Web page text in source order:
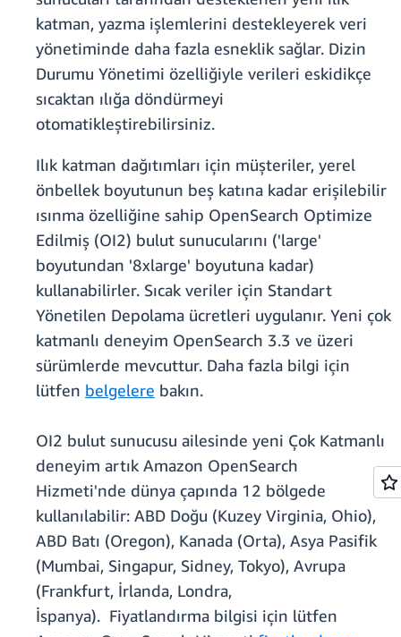
katman, yazma işlemlerini destekleyerek veri
yönetiminde daha fazla esneklik sağlar. Dizin
Durumu Yönetimi özelliğiyle verileri eskidikçe
sıcaktan ılığa döndürmeyi
otomatikleştirebilirsiniz.
Ilık katman dağıtımları için müşteriler, yerel
önbellek boyutunun beş katına kadar erişilebilir
ısınma özelliğine sahip OpenSearch Optimize
Edilmiş (OI2) bulut sunucularını ('large'
boyutundan '8xlarge' boyutuna kadar)
kullanabilirler. Sıcak veriler için Standart
Yönetilen Depolama ücretleri uygulanır. Yeni çok
katmanlı deneyim OpenSearch 3.3 ve üzeri
sürümlerde mevcuttur. Daha fazla bilgi için
lütfen belgelere bakın.
OI2 bulut sunucusu ailesinde yeni Çok Katmanlı
deneyim artık Amazon OpenSearch
Hizmeti'nde dünya çapında 12 bölgede
kullanılabilir: ABD Doğu (Kuzey Virginia, Ohio),
ABD Batı (Oregon), Kanada (Orta), Asya Pasifik
(Mumbai, Singapur, Sidney, Tokyo), Avrupa
(Frankfurt, İrlanda, Londra,
İspanya). Fiyatlandırma bilgisi için lütfen